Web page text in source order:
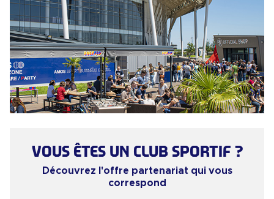
VOUS ÊTES UN CLUB SPORTIF ?
Découvrez l'offre partenariat qui vous
correspond